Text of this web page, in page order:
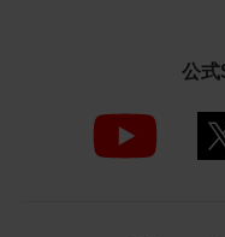
商品
お客様は、商
等の一切の権
公